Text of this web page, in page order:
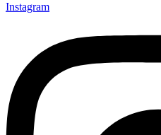
Instagram